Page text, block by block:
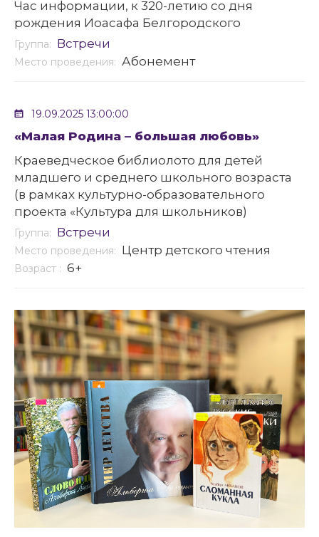
Час информации, к 320-летию со дня
рождения Иоасафа Белгородского
Группа: Встречи
Место проведения: Абонемент
19.09.2025 13:00:00
«Малая Родина – большая любовь»
Краеведческое библиолото для детей
младшего и среднего школьного возраста
(в рамках культурно-образовательного
проекта «Культура для школьников)
Группа: Встречи
Место проведения: Центр детского чтения
Возраст : 6+